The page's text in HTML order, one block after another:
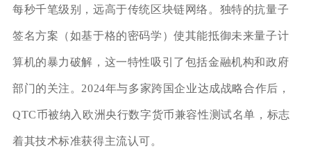
每秒千笔级别，远高于传统区块链网络。独特的抗量子
签名方案（如基于格的密码学）使其能抵御未来量子计
算机的暴力破解，这一特性吸引了包括金融机构和政府
部门的关注。2024年与多家跨国企业达成战略合作后，
QTC币被纳入欧洲央行数字货币兼容性测试名单，标志
着其技术标准获得主流认可。